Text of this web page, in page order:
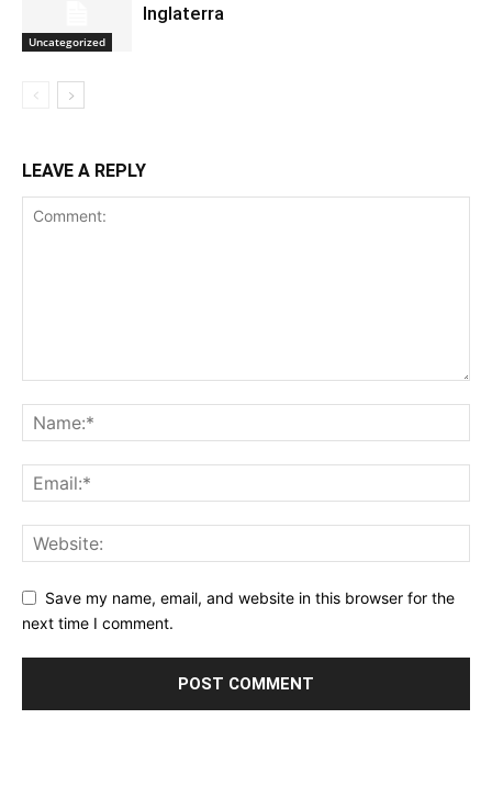
Uncategorized
Inglaterra
LEAVE A REPLY
Save my name, email, and website in this browser for the
next time I comment.